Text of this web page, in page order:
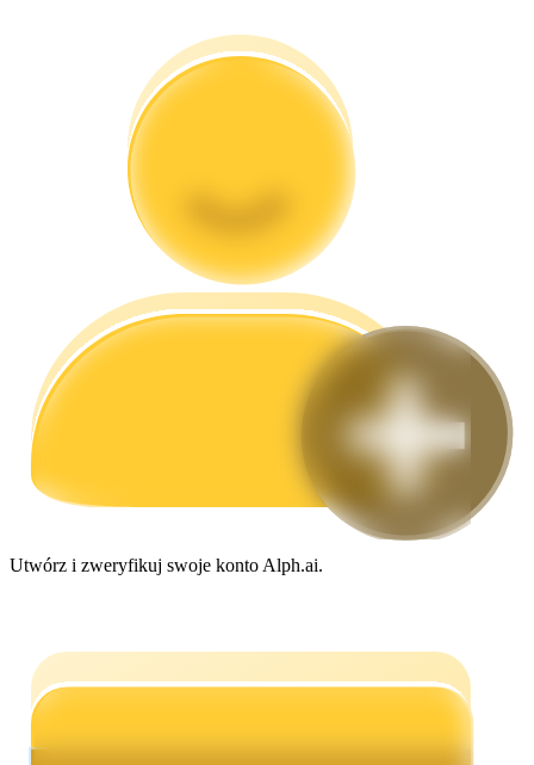
Przewodnik
Przewodnik dla początkujących dotyczący kontraktów futures
Dowiedz się, jak zachować rentowność
Utwórz i zweryfikuj swoje konto Alph.ai.